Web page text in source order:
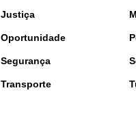
Justiça
Oportunidade
Segurança
Transporte